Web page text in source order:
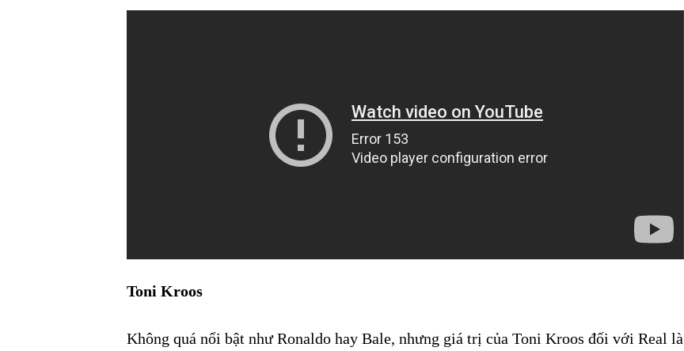
Toni Kroos
Không quá nổi bật như Ronaldo hay Bale, nhưng giá trị của Toni Kroos đối với Real là